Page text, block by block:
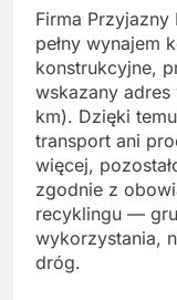
Firma
pełny wynajem
konstrukcyjne,
wskazany
km). Dzięki
transport ani
więcej,
zgodnie z
recyklingu —
wykorzystania,
dróg.